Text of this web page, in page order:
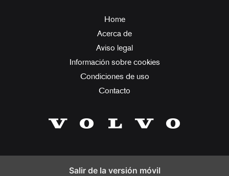
Home
Acerca de
Aviso legal
Información sobre cookies
Condiciones de uso
Contacto
Salir de la versión móvil